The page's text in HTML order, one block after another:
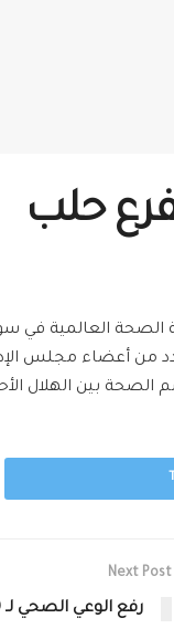
حلب
العالمية في
من أعضاء مجلس
الصحة بين الهلال
Next Post
رفع الوعي الصحي لـ 1220 طفلاً في فافين